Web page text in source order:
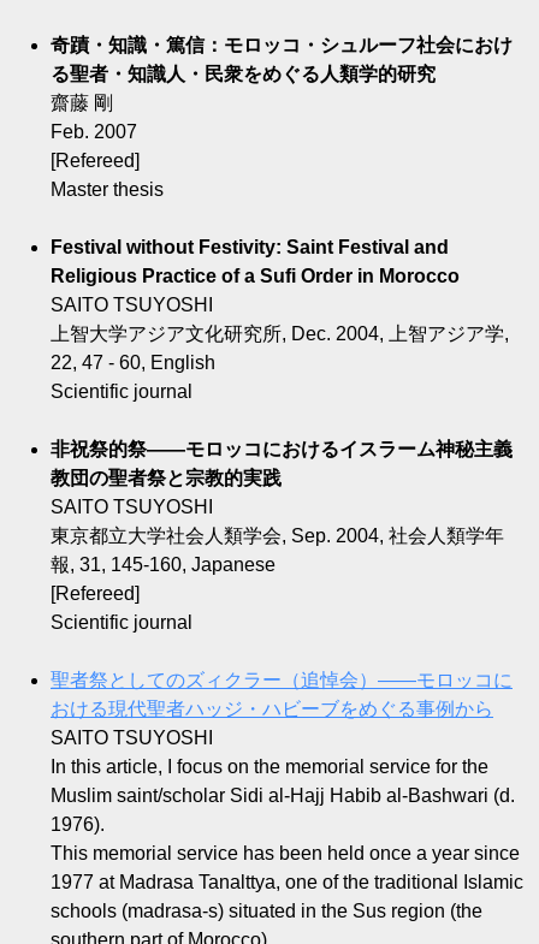
奇蹟・知識・篤信：モロッコ・シュルーフ社会におけ
る聖者・知識人・民衆をめぐる人類学的研究
齋藤 剛
Feb. 2007
[Refereed]
Master thesis
Festival without Festivity: Saint Festival and
Religious Practice of a Sufi Order in Morocco
SAITO TSUYOSHI
上智大学アジア文化研究所, Dec. 2004, 上智アジア学,
22, 47 - 60, English
Scientific journal
非祝祭的祭――モロッコにおけるイスラーム神秘主義
教団の聖者祭と宗教的実践
SAITO TSUYOSHI
東京都立大学社会人類学会, Sep. 2004, 社会人類学年
報, 31, 145-160, Japanese
[Refereed]
Scientific journal
聖者祭としてのズィクラー（追悼会）――モロッコに
おける現代聖者ハッジ・ハビーブをめぐる事例から
SAITO TSUYOSHI
In this article, I focus on the memorial service for the
Muslim saint/scholar Sidi al-Hajj Habib al-Bashwari (d.
1976).
This memorial service has been held once a year since
1977 at Madrasa Tanalttya, one of the traditional Islamic
schools (madrasa-s) situated in the Sus region (the